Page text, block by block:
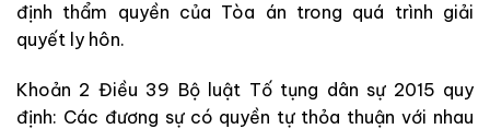
định thẩm quyền của Tòa án trong quá trình giải
quyết ly hôn.
Khoản 2 Điều 39 Bộ luật Tố tụng dân sự 2015 quy
định: Các đương sự có quyền tự thỏa thuận với nhau